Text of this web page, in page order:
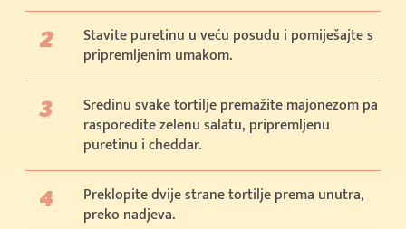
Stavite puretinu u veću posudu i pomiješajte s
pripremljenim umakom.
Sredinu svake tortilje premažite majonezom pa
rasporedite zelenu salatu, pripremljenu
puretinu i cheddar.
Preklopite dvije strane tortilje prema unutra,
preko nadjeva.